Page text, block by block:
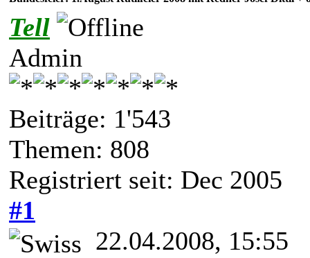
Tell
Admin
Beiträge: 1'543
Themen: 808
Registriert seit: Dec 2005
#1
22.04.2008, 15:55